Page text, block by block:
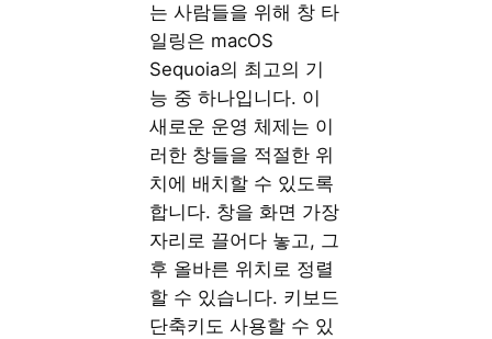
는 사람들을 위해 창 타
일링은 macOS
Sequoia의 최고의 기
능 중 하나입니다. 이
새로운 운영 체제는 이
러한 창들을 적절한 위
치에 배치할 수 있도록
합니다. 창을 화면 가장
자리로 끌어다 놓고, 그
후 올바른 위치로 정렬
할 수 있습니다. 키보드
단축키도 사용할 수 있